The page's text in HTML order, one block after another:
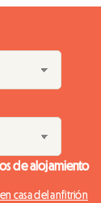
de alojamiento
casa del anfitrión